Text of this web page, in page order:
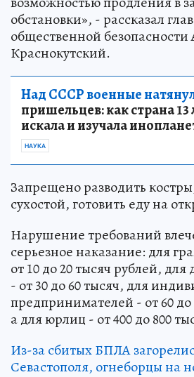
обстановки», - рассказал
общественной безопасности
Краснокутский.
Над СССР военные
пришельцев: как страна 13
искала и изучала
НАУКА
Запрещено разводить
сухостой, готовить еду на
Нарушение требований
серьезное наказание: для
от 10 до 20 тысяч рублей,
- от 30 до 60 тысяч, для
предпринимателей - от 60 до
а для юрлиц - от 400 до 800
Из-за сбитых БПЛА
Севастополя, огнеборцы на